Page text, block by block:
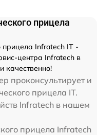
прицела
прицела Infratech IT -
центра Infratech в
качественно!
проконсультирует и
прицела IT.
Infratech в нашем
прицела Infratech